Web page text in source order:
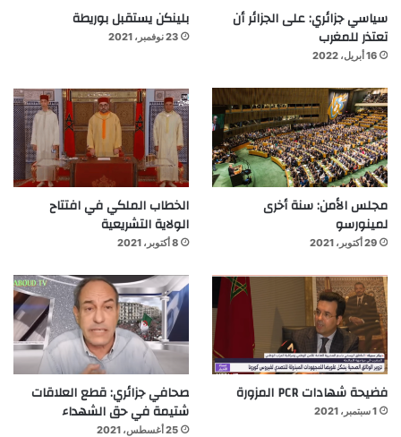
سياسي جزائري: على الجزائر أن
تعتذر للمغرب
16 أبريل، 2022
بلينكن يستقبل بوريطة
23 نوفمبر، 2021
مجلس الأمن: سنة أخرى
لمينورسو
29 أكتوبر، 2021
الخطاب الملكي في افتتاح
الولاية التشريعية
8 أكتوبر، 2021
فضيحة شهادات PCR المزورة
1 سبتمبر، 2021
صحافي جزائري: قطع العلاقات
شتيمة في حق الشهداء
25 أغسطس، 2021